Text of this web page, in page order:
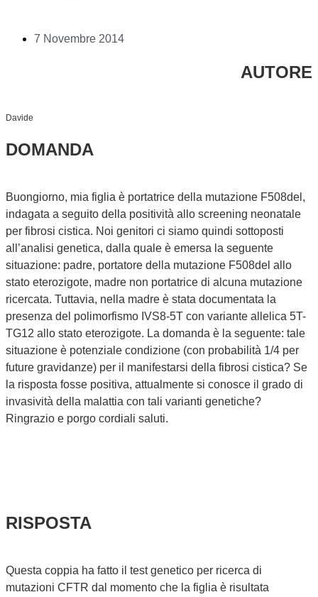
7 Novembre 2014
AUTORE
Davide
DOMANDA
Buongiorno, mia figlia è portatrice della mutazione F508del,
indagata a seguito della positività allo screening neonatale
per fibrosi cistica. Noi genitori ci siamo quindi sottoposti
all’analisi genetica, dalla quale è emersa la seguente
situazione: padre, portatore della mutazione F508del allo
stato eterozigote, madre non portatrice di alcuna mutazione
ricercata. Tuttavia, nella madre è stata documentata la
presenza del polimorfismo IVS8-5T con variante allelica 5T-
TG12 allo stato eterozigote. La domanda è la seguente: tale
situazione è potenziale condizione (con probabilità 1/4 per
future gravidanze) per il manifestarsi della fibrosi cistica? Se
la risposta fosse positiva, attualmente si conosce il grado di
invasività della malattia con tali varianti genetiche?
Ringrazio e porgo cordiali saluti.
RISPOSTA
Questa coppia ha fatto il test genetico per ricerca di
mutazioni CFTR dal momento che la figlia è risultata